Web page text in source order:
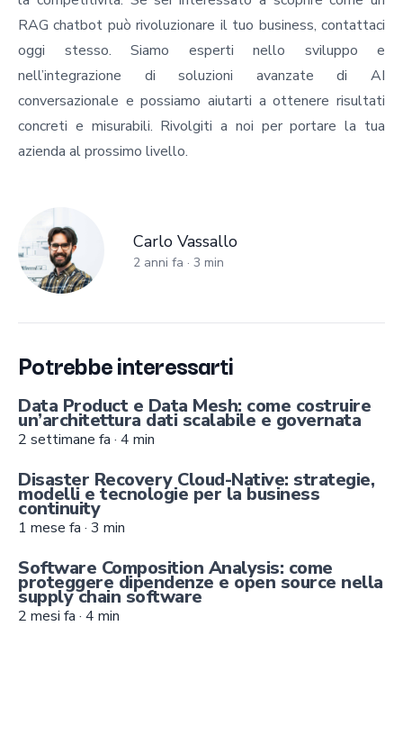
RAG chatbot può rivoluzionare il tuo business, contattaci
oggi stesso. Siamo esperti nello sviluppo e
nell’integrazione di soluzioni avanzate di AI
conversazionale e possiamo aiutarti a ottenere risultati
concreti e misurabili. Rivolgiti a noi per portare la tua
azienda al prossimo livello.
Carlo Vassallo
2 anni fa · 3 min
Potrebbe interessarti
Data Product e Data Mesh: come costruire
un’architettura dati scalabile e governata
2 settimane fa · 4 min
Disaster Recovery Cloud-Native: strategie,
modelli e tecnologie per la business
continuity
1 mese fa · 3 min
Software Composition Analysis: come
proteggere dipendenze e open source nella
supply chain software
2 mesi fa · 4 min